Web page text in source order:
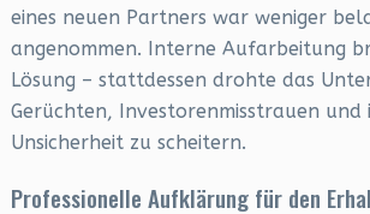
eines neuen Partners war weniger
angenommen. Interne Aufarbeitung
Lösung – stattdessen drohte das
Gerüchten, Investorenmisstrauen und
Unsicherheit zu scheitern.
Professionelle Aufklärung für den